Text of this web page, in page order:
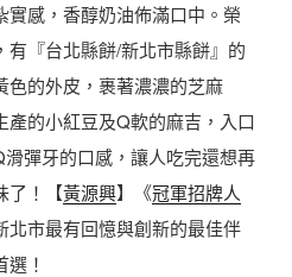
感，香醇奶油佈滿口中。榮
『台北縣餅/新北市縣餅』的
色的外皮，裹著濃濃的芝麻
的小紅豆及Q軟的麻吉，入口
彈牙的口感，讓人吃完還想再
了！【黃源興】《冠軍招牌人
北市最有回憶與創新的最佳伴
！